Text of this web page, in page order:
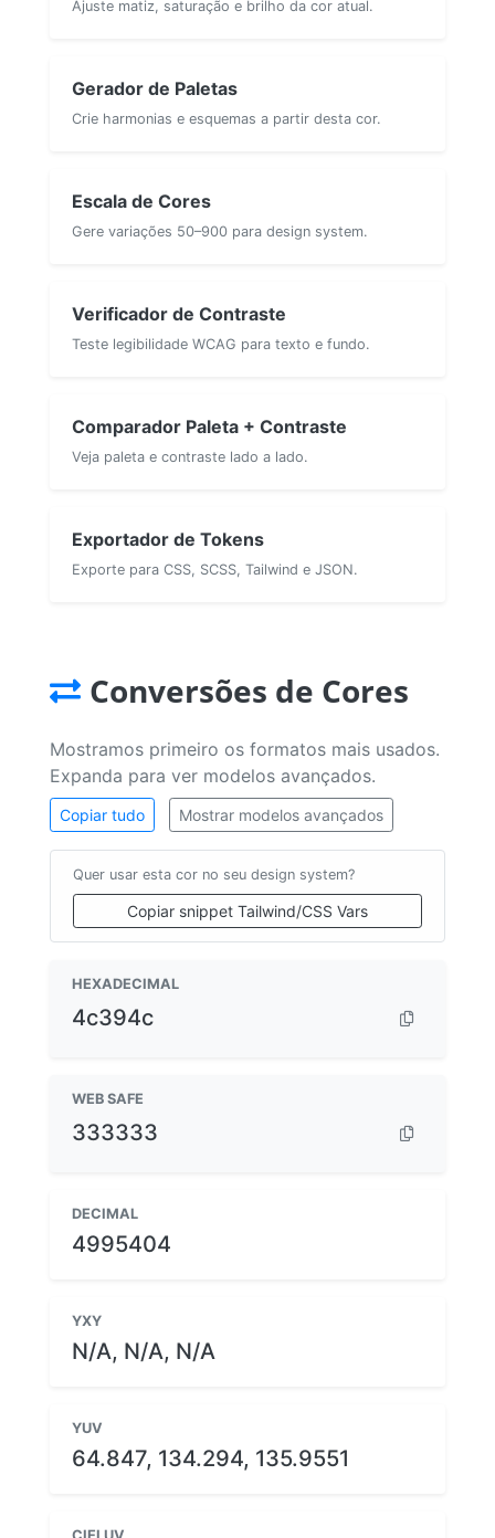
Ajuste matiz, saturação e brilho da cor atual.
Gerador de Paletas
Crie harmonias e esquemas a partir desta cor.
Escala de Cores
Gere variações 50–900 para design system.
Verificador de Contraste
Teste legibilidade WCAG para texto e fundo.
Comparador Paleta + Contraste
Veja paleta e contraste lado a lado.
Exportador de Tokens
Exporte para CSS, SCSS, Tailwind e JSON.
Conversões de Cores
Mostramos primeiro os formatos mais usados.
Expanda para ver modelos avançados.
Copiar tudo Mostrar modelos avançados
Quer usar esta cor no seu design system?
Copiar snippet Tailwind/CSS Vars
HEXADECIMAL
4c394c
WEB SAFE
333333
DECIMAL
4995404
YXY
N/A, N/A, N/A
YUV
64.847, 134.294, 135.9551
CIELUV